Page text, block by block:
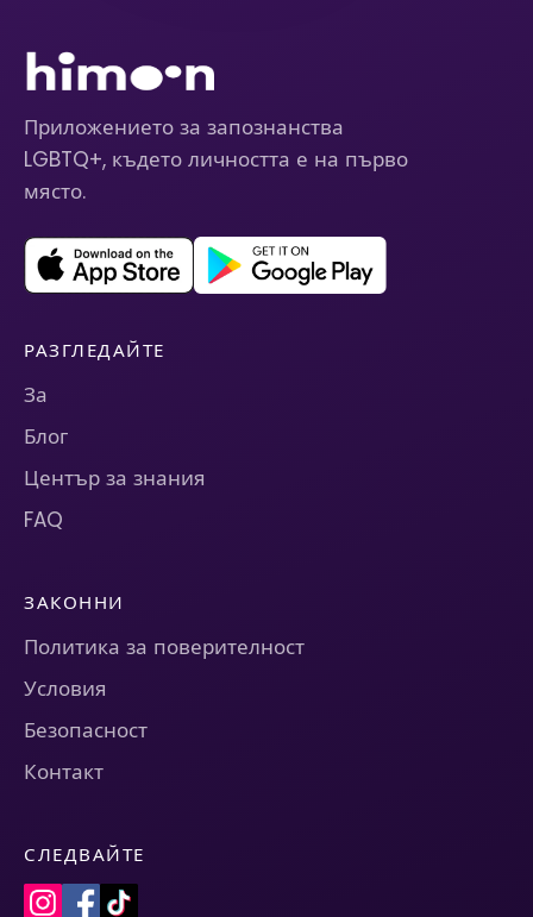
Приложението за запознанства
LGBTQ+, където личността е на първо
място.
РАЗГЛЕДАЙТЕ
За
Блог
Център за знания
FAQ
ЗАКОННИ
Политика за поверителност
Условия
Безопасност
Контакт
СЛЕДВАЙТЕ